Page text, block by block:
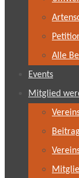
Alle
Events
Mitglied